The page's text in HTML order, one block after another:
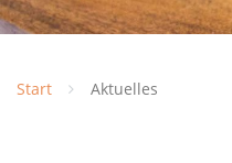
Start Aktuelles